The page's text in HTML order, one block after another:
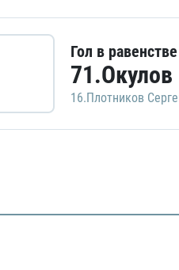
Гол в равенстве
16.Плотников